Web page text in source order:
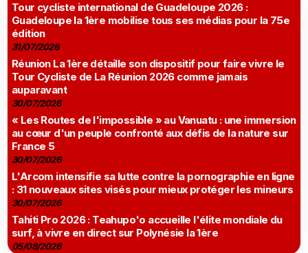
Tour cycliste international de Guadeloupe 2026 :
Guadeloupe la 1ère mobilise tous ses médias pour la 75e
édition
31/07/2026
Réunion La 1ère détaille son dispositif pour faire vivre le
Tour Cycliste de La Réunion 2026 comme jamais
auparavant
30/07/2026
« Les Routes de l'impossible » au Vanuatu : une immersion
au cœur d'un peuple confronté aux défis de la nature sur
France 5
30/07/2026
L'Arcom intensifie sa lutte contre la pornographie en ligne
: 31 nouveaux sites visés pour mieux protéger les mineurs
30/07/2026
Tahiti Pro 2026 : Teahupo'o accueille l'élite mondiale du
surf, à vivre en direct sur Polynésie la 1ère
05/08/2026